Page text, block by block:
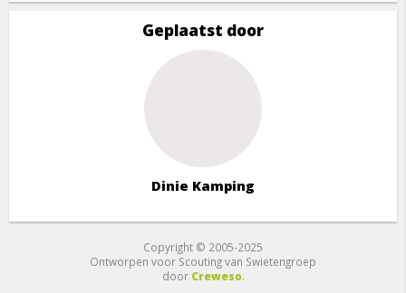
Geplaatst door
Dinie Kamping
Copyright © 2005-2025
Ontworpen voor Scouting van Swietengroep
door Creweso.